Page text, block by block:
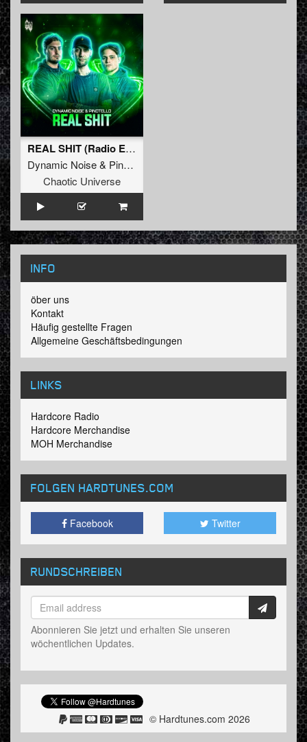
REAL SHIT (Radio Edit)
Dynamic Noise& Pinotello
Chaotic Universe
INFO
öber uns
Kontakt
Häufig gestellte Fragen
Allgemeine Geschäftsbedingungen
LINKS
Hardcore Radio
Hardcore Merchandise
MOH Merchandise
FOLGEN HARDTUNES.COM
Facebook Twitter
RUNDSCHREIBEN
Abonnieren Sie jetzt und erhalten Sie unseren
wöchentlichen Updates.
© Hardtunes.com 2026